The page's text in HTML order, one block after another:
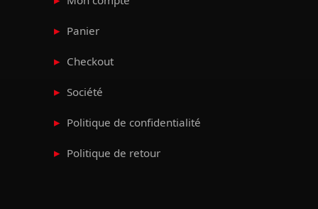
Panier
Checkout
Société
Politique de confidentialité
Politique de retour